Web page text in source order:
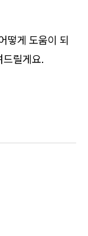
떻게 도움이 되
릴게요.